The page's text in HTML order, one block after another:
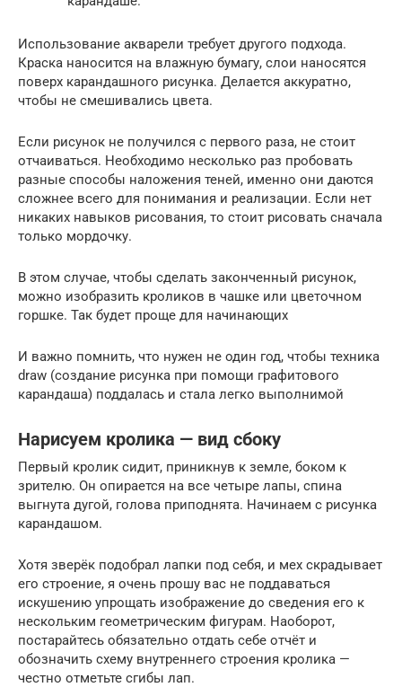
Использование акварели требует другого подхода.
Краска наносится на влажную бумагу, слои наносятся
поверх карандашного рисунка. Делается аккуратно,
чтобы не смешивались цвета.
Если рисунок не получился с первого раза, не стоит
отчаиваться. Необходимо несколько раз пробовать
разные способы наложения теней, именно они даются
сложнее всего для понимания и реализации. Если нет
никаких навыков рисования, то стоит рисовать сначала
только мордочку.
В этом случае, чтобы сделать законченный рисунок,
можно изобразить кроликов в чашке или цветочном
горшке. Так будет проще для начинающих
И важно помнить, что нужен не один год, чтобы техника
draw (создание рисунка при помощи графитового
карандаша) поддалась и стала легко выполнимой
Нарисуем кролика — вид сбоку
Первый кролик сидит, приникнув к земле, боком к
зрителю. Он опирается на все четыре лапы, спина
выгнута дугой, голова приподнята. Начинаем с рисунка
карандашом.
Хотя зверёк подобрал лапки под себя, и мех скрадывает
его строение, я очень прошу вас не поддаваться
искушению упрощать изображение до сведения его к
нескольким геометрическим фигурам. Наоборот,
постарайтесь обязательно отдать себе отчёт и
обозначить схему внутреннего строения кролика —
честно отметьте сгибы лап.